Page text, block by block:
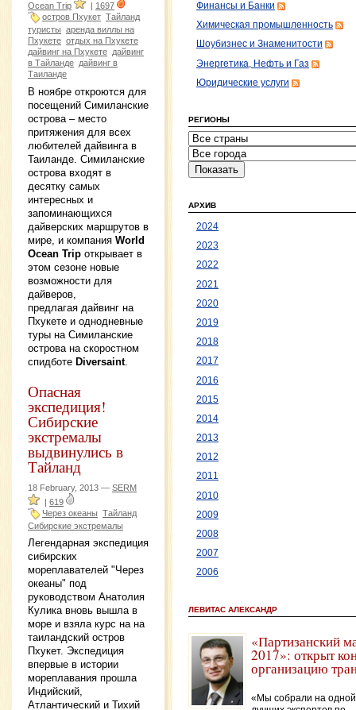
Ocean Trip
1697
остров Пхукет Тайланд
туристы аренда виллы на
Пхукете отдых на Пхукете
дайвинг на Пхукете дайвинг
в Тайланде дайвинг в
Таиланде
В ноябре откроются для
посещений Симиланские
острова – место
притяжения для всех
любителей дайвинга в
Таиланде. Симиланские
острова входят в
десятку самых
интересных и
запоминающихся
дайверских маршрутов в
мире, и компания World
Ocean Trip открывает в
этом сезоне новые
возможности для
дайверов,
предлагая дайвинг на
Пхукете и однодневные
туры на Симиланские
острова на скоростном
спидботе Diversaint.
Опасная
экспедиция!
Сибирские
экстремалы
выдвинулись в
Тайланд
18 February, 2013 — SERM
| 619
Через океаны Тайланд
Сибирские экстремалы
Легендарная экспедиция
сибирских
мореплавателей "Через
океаны" под
руководством Анатолия
Кулика вновь вышла в
море и взяла курс на на
таиландский остров
Пхукет. Экспедиция
впервые в истории
мореплавания прошла
Индийский,
Атлантический и Тихий
Финансы и Банки
Химическая промышленность
Шоубизнес и Знаменитости
Энергетика, Нефть и Газ
Юридические услуги
РЕГИОНЫ
АРХИВ
2024
2023
2022
2021
2020
2019
2018
2017
2016
2015
2014
2013
2012
2011
2010
2009
2008
2007
2006
ЛЕВИТАС АЛЕКСАНДР
«Партизанский
2017»: открыт
организацию
«Мы собрали на